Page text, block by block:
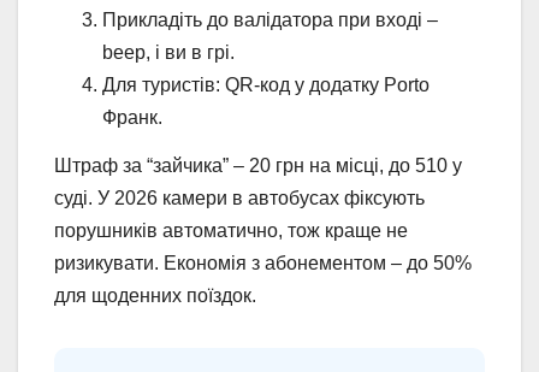
Прикладіть до валідатора при вході –
beep, і ви в грі.
Для туристів: QR-код у додатку Porto
Франк.
Штраф за “зайчика” – 20 грн на місці, до 510 у
суді. У 2026 камери в автобусах фіксують
порушників автоматично, тож краще не
ризикувати. Економія з абонементом – до 50%
для щоденних поїздок.